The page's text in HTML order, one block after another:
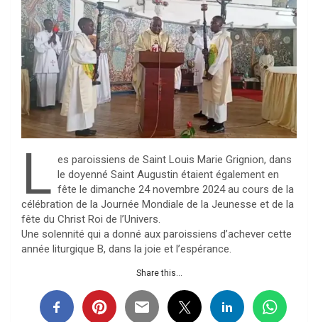
L es paroissiens de Saint Louis Marie Grignion, dans
le doyenné Saint Augustin étaient également en
fête le dimanche 24 novembre 2024 au cours de la
célébration de la Journée Mondiale de la Jeunesse et de la
fête du Christ Roi de l’Univers.
Une solennité qui a donné aux paroissiens d’achever cette
année liturgique B, dans la joie et l’espérance.
Share this...